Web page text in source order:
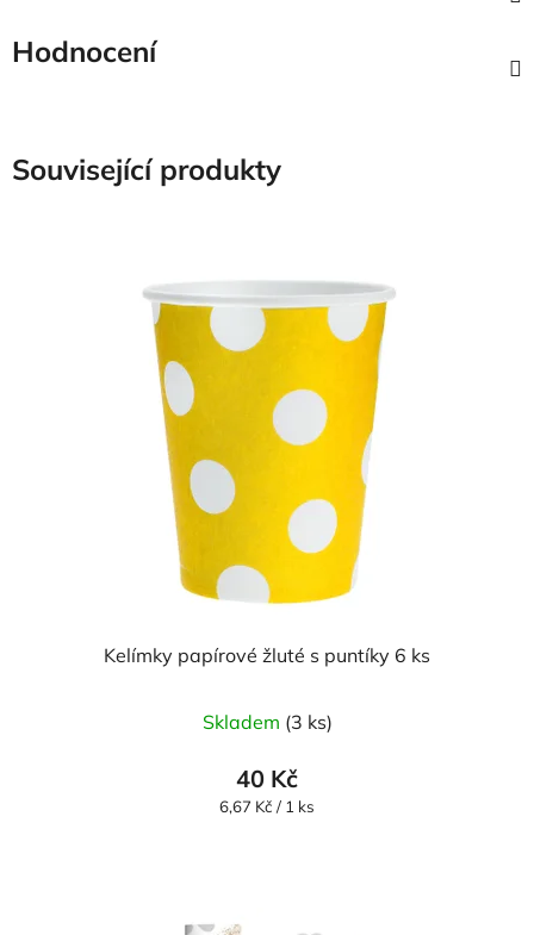
Hodnocení
Související produkty
Kelímky papírové žluté s puntíky 6 ks
Skladem (3 ks)
40 Kč
Měrná
6,67 Kč / 1 ks